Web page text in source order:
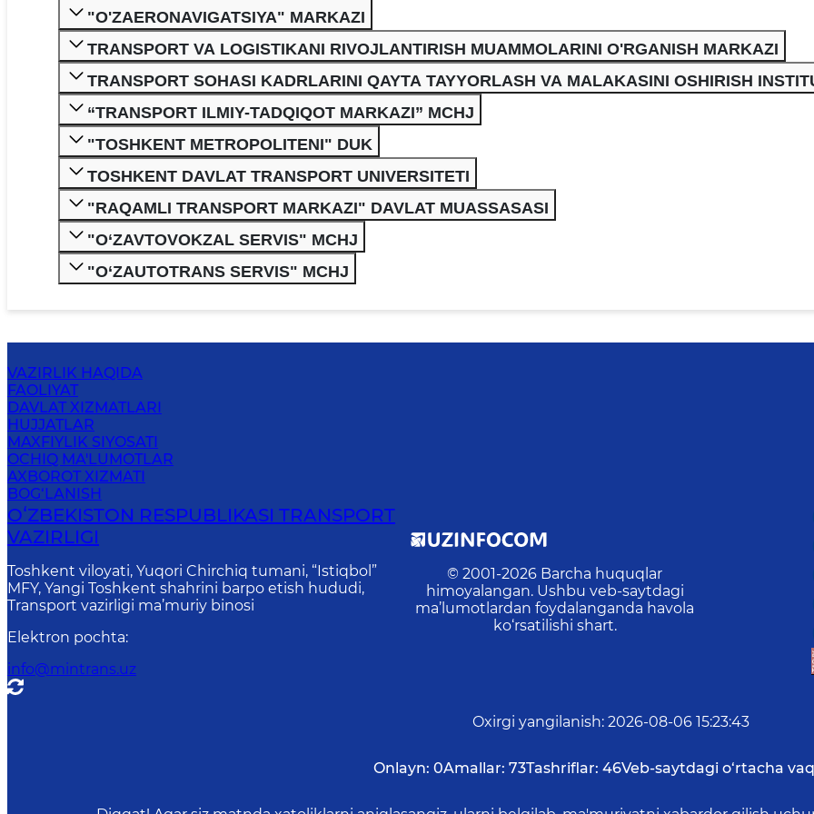
"O'ZAERONAVIGATSIYA" MARKAZI
TRANSPORT VA LOGISTIKANI RIVOJLANTIRISH MUAMMOLARINI O'RGANISH MARKAZI
TRANSPORT SOHASI KADRLARINI QAYTA TAYYORLASH VA MALAKASINI OSHIRISH
“TRANSPORT ILMIY-TADQIQOT MARKAZI” MCHJ
"TOSHKENT METROPOLITENI" DUK
TOSHKENT DAVLAT TRANSPORT UNIVERSITETI
"RAQAMLI TRANSPORT MARKAZI" DAVLAT MUASSASASI
"O‘ZAVTOVOKZAL SERVIS" MCHJ
"O‘ZAUTOTRANS SERVIS" MCHJ
VAZIRLIK HAQIDA
FAOLIYAT
DAVLAT XIZMATLARI
HUJJATLAR
MAXFIYLIK SIYOSATI
OCHIQ MA'LUMOTLAR
AXBOROT XIZMATI
BOG‘LANISH
OʻZBEKISTON RESPUBLIKASI TRANSPORT
VAZIRLIGI
Toshkent viloyati, Yuqori Chirchiq tumani, “Istiqbol”
MFY, Yangi Toshkent shahrini barpo etish hududi,
Transport vazirligi ma’muriy binosi
Elektron pochta:
info@mintrans.uz
© 2001-2026 Barcha huquqlar
himoyalangan. Ushbu veb-saytdagi
ma’lumotlardan foydalanganda havola
ko‘rsatilishi shart.
Oxirgi yangilanish: 2026-08-06 15:23:43
Onlayn: 0Amallar: 73Tashriflar: 46Veb-saytdagi o‘rtacha